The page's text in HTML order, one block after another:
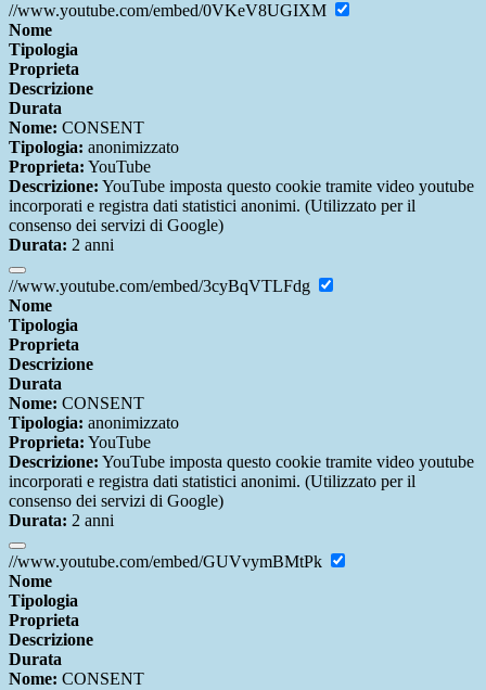
//www.youtube.com/embed/0VKeV8UGIXM
Nome
Tipologia
Proprieta
Descrizione
Durata
Nome: CONSENT
Tipologia: anonimizzato
Proprieta: YouTube
Descrizione: YouTube imposta questo cookie tramite video youtube
incorporati e registra dati statistici anonimi. (Utilizzato per il
consenso dei servizi di Google)
Durata: 2 anni
//www.youtube.com/embed/3cyBqVTLFdg
Nome
Tipologia
Proprieta
Descrizione
Durata
Nome: CONSENT
Tipologia: anonimizzato
Proprieta: YouTube
Descrizione: YouTube imposta questo cookie tramite video youtube
incorporati e registra dati statistici anonimi. (Utilizzato per il
consenso dei servizi di Google)
Durata: 2 anni
//www.youtube.com/embed/GUVvymBMtPk
Nome
Tipologia
Proprieta
Descrizione
Durata
Nome: CONSENT